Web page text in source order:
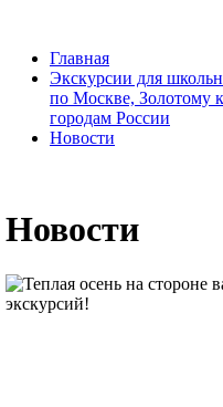
Главная
Экскурсии для
по Москве, Золотому
городам России
Новости
Новости